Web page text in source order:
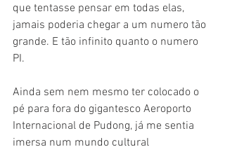
que tentasse pensar em todas elas,
jamais poderia chegar a um numero tão
grande. E tão infinito quanto o numero
PI.
Ainda sem nem mesmo ter colocado o
pé para fora do gigantesco Aeroporto
Internacional de Pudong, já me sentia
imersa num mundo cultural